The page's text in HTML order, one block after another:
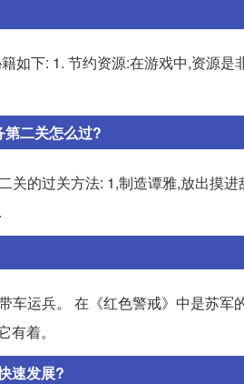
如下: 1. 节约资源:在游戏中,资源
二关怎么过?
关的过关方法: 1,制造谭雅,放出摸
车运兵。 在《红色警戒》中是苏
着。
速发展?